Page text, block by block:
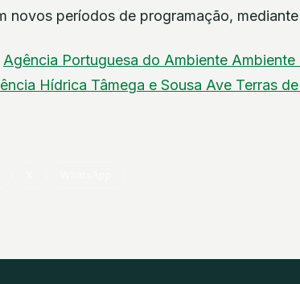
novos períodos de programação,
Agência Portuguesa do Ambiente Ambiente
Hídrica Tâmega e Sousa Ave Terras